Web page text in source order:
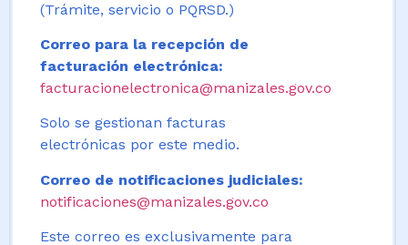
(Trámite, servicio o PQRSD.)
Correo para la recepción de
facturación electrónica:
facturacionelectronica@manizales.gov.co
Solo se gestionan facturas
electrónicas por este medio.
Correo de notificaciones judiciales:
notificaciones@manizales.gov.co
Este correo es exclusivamente para